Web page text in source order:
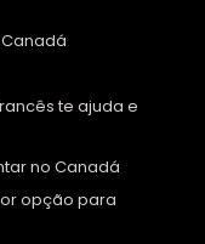
te ajuda e
no Canadá
opção para